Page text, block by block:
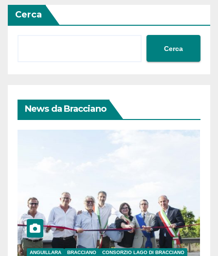
Cerca
Cerca
News da Bracciano
ANGUILLARA BRACCIANO
CONSORZIO LAGO DI BRACCIANO